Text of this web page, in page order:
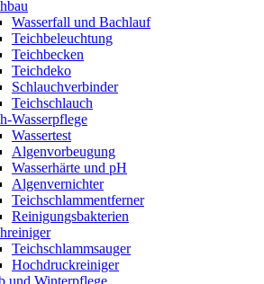
Wasserfall und Bachlauf
Teichbeleuchtung
Teichbecken
Teichdeko
Schlauchverbinder
Teichschlauch
Wasserpflege
Wassertest
Algenvorbeugung
Wasserhärte und pH
Algenvernichter
Teichschlammentferner
Reinigungsbakterien
Teichschlammsauger
Hochdruckreiniger
und Winterpflege